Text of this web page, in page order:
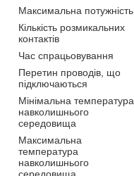
Максимальна потужність
Кількість розмикальних
контактів
Час спрацьовування
Перетин проводів, що
підключаються
Мінімальна температура
навколишнього
середовища
Максимальна
температура
навколишнього
середовища